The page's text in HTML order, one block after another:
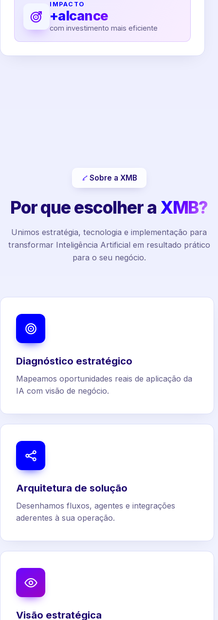
IMPACTO
+alcance
com investimento mais eficiente
Sobre a XMB
Por que escolher a XMB?
Unimos estratégia, tecnologia e implementação para
transformar Inteligência Artificial em resultado prático
para o seu negócio.
Diagnóstico estratégico
Mapeamos oportunidades reais de aplicação da
IA com visão de negócio.
Arquitetura de solução
Desenhamos fluxos, agentes e integrações
aderentes à sua operação.
Visão estratégica